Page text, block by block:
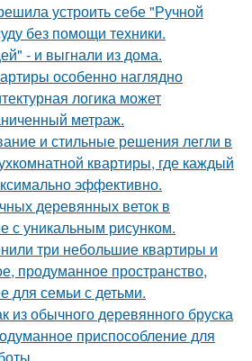
устроить себе "Ручной
без помощи техники.
- и выгнали из дома.
особенно наглядно
логика может
метраж.
и стильные решения легли в
квартиры, где каждый
эффективно.
деревянных веток в
с уникальным рисунком.
три небольшие квартиры и
продуманное пространство,
для семьи с детьми.
из обычного деревянного бруска
приспособление для